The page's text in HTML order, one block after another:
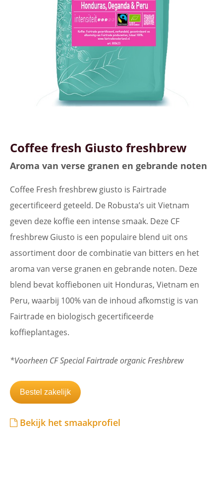
Coffee fresh Giusto freshbrew
Aroma van verse granen en gebrande noten
Coffee Fresh freshbrew giusto is Fairtrade
gecertificeerd geteeld. De Robusta’s uit Vietnam
geven deze koffie een intense smaak. Deze CF
freshbrew Giusto is een populaire blend uit ons
assortiment door de combinatie van bitters en het
aroma van verse granen en gebrande noten. Deze
blend bevat koffiebonen uit Honduras, Vietnam en
Peru, waarbij 100% van de inhoud afkomstig is van
Fairtrade en biologisch gecertificeerde
koffieplantages.
*Voorheen CF Special Fairtrade organic Freshbrew
Bestel zakelijk
Bekijk het smaakprofiel